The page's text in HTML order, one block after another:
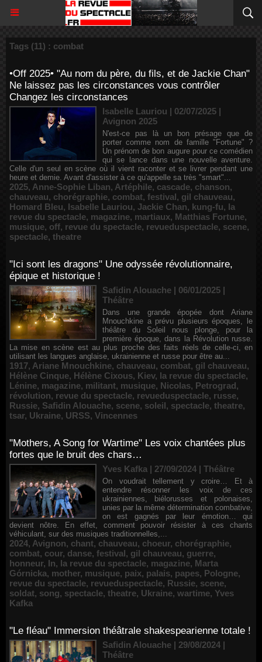
Tags (11) : combat
•Off 2025• "Au nom du père, du fils, et de Jackie Chan"
Ne laissez pas les circonstances vous contrôler
Changez les circonstances
Isabelle Lauriou | 02/07/2025 |
Avignon 2025
N'est-ce pas là un bon présage que de
porter comme nom de famille "Fortune" ?
Un prénom de bon augure pour ce comédien
qui se lance dans une nouvelle aventure.
Celle d'un seul en scène où il vient raconter et se livrer pendant une
heure et demie. Avant d'assister à ce qu'appelle sa très "smart"...
2025, Anne-Sophie Liban, Artéphile, cascade, chanson,
chauveau, chorégraphie, combat, festival, gil chauveau,
Homard Bleu, Isabelle Lauriou, Jackie Chan, kung-fu, la
revue du spectacle, magazine, martiaux, Matthias Fortune,
musique, off, revue du spectacle, revueduspectacle, scene,
spectacle, theatre
"Ici sont les dragons" Une odyssée révolutionnaire,
épique et historique !
Safidin Alouache | 06/01/2025 |
Théâtre
Dans une grande épopée dont Ariane
Mnouchkine a prévu plusieurs époques, le
théâtre du Soleil nous plonge, pour la
première époque, dans la Révolution russe.
La mise en scène est au plus proche des faits réels de celle-ci, en
utilisant les langues anglaise, ukrainienne et russe pour être au...
1917, Ariane Mnouchkine, chauveau, combat, gil chauveau,
Hélène Cinque, Hélène Cixous, Kiev, la revue du spectacle,
Lénine, magazine, militant, musique, Nicolas, Petrograd,
révolution, revue du spectacle, revueduspectacle, russe,
Russie, Safidin Alouache, scene, soleil, spectacle, theatre,
tsar, Ukraine, URSS, Vincennes
"Mothers, A Song for Wartime" Les voix chantées plus
fortes que le bruit des chars…
Yves Kafka | 27/09/2024 | Théâtre
On voudrait tellement y croire… Et à
entendre résonner les voix de ces
ukrainiennes, biélorusses et polonaises,
unies par la même détermination combative,
on est gagnés par leur émotion… qui
devient nôtre. En effet, comment pouvoir résister à ces chants
véhiculant, sur des musiques traditionnelles,...
2024, Avignon, chant, chauveau, choeur, chorégraphie,
combat, cour, danse, festival, gil chauveau, guerre,
honneur, In, la revue du spectacle, magazine, Marta
Górnicka, mother, musique, paix, palais, papes, Pologne,
revue du spectacle, revueduspectacle, Russie, scene,
soldat, song, spectacle, theatre, Ukraine, wartime, Yves
Kafka
"Le fléau" Immersion théâtrale shakespearienne totale !
Safidin Alouache | 29/08/2024 |
Théâtre